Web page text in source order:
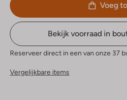
Voeg
Bekijk voorraad in
Reserveer direct in een van onze 37
Vergelijkbare items